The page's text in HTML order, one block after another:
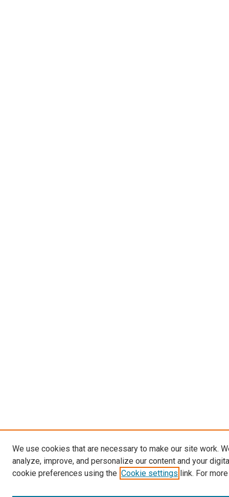
We use cookies that are necessary to make our site work.
analyze, improve, and personalize our content and your
cookie preferences using the Cookie settings link. For